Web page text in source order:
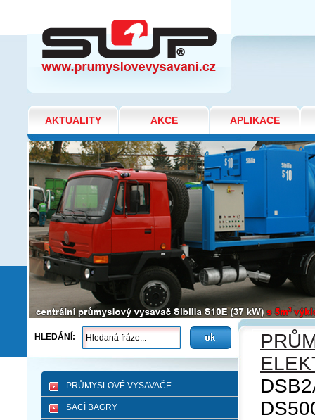
HLEDÁNÍ:
APLIKACE
AKCE
AKTUALITY
PRŮMYSLOVÉ VYSAVAČE
SACÍ BAGRY